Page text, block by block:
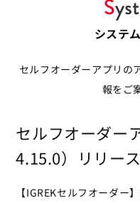
システ
セルフオーダーアプリの
報をご
セルフオーダー
4.15.0）リリー
【IGREKセルフオーダー